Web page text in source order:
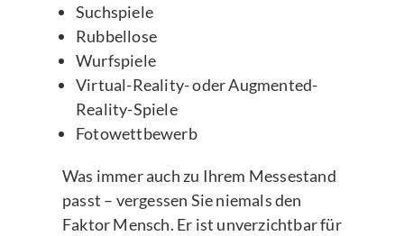
Suchspiele
Rubbellose
Wurfspiele
Virtual-Reality- oder Augmented-
Reality-Spiele
Fotowettbewerb
Was immer auch zu Ihrem Messestand
passt – vergessen Sie niemals den
Faktor Mensch. Er ist unverzichtbar für